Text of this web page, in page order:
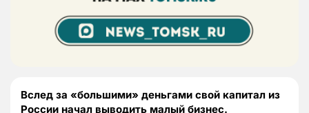
Вслед за «большими» деньгами свой капитал из
России начал выводить малый бизнес.